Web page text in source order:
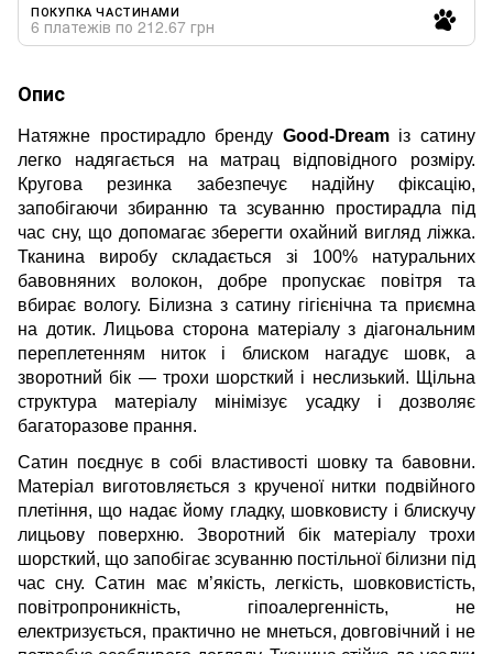
ПОКУПКА ЧАСТИНАМИ
6 платежів по 212.67 грн
Опис
Натяжне простирадло бренду Good-Dreamіз сатину
легко надягається на матрац відповідного розміру.
Кругова резинка забезпечує надійну фіксацію,
запобігаючи збиранню та зсуванню простирадла під
час сну, що допомагає зберегти охайний вигляд ліжка.
Тканина виробу складається зі 100% натуральних
бавовняних волокон, добре пропускає повітря та
вбирає вологу. Білизна з сатину гігієнічна та приємна
на дотик. Лицьова сторона матеріалу з діагональним
переплетенням ниток і блиском нагадує шовк, а
зворотний бік — трохи шорсткий і неслизький. Щільна
структура матеріалу мінімізує усадку і дозволяє
багаторазове прання.
Сатин поєднує в собі властивості шовку та бавовни.
Матеріал виготовляється з крученої нитки подвійного
плетіння, що надає йому гладку, шовковисту і блискучу
лицьову поверхню. Зворотний бік матеріалу трохи
шорсткий, що запобігає зсуванню постільної білизни під
час сну. Сатин має м’якість, легкість, шовковистість,
повітропроникність, гіпоалергенність, не
електризується, практично не мнеться, довговічний і не